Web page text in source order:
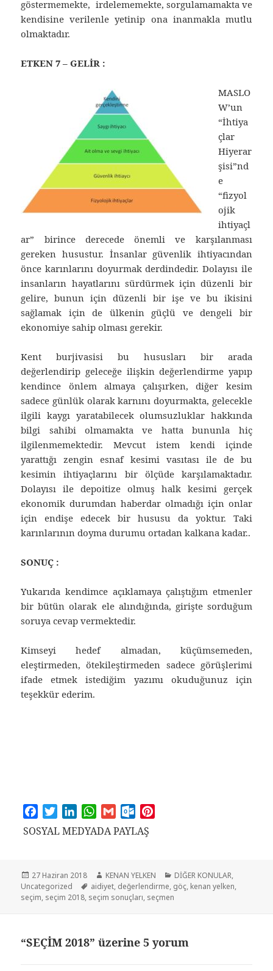
göstermemekte, irdelememekte, sorgulamamakta ve
kendisine verilenle yetinip ona inanmakla mutlu
olmaktadır.
ETKEN 7 – GELİR :
MASLO
W’un
“İhtiya
çlar
Hiyerar
şisi”nd
e
“fizyol
ojik
ihtiyaçl
ar” birince derecede önemli ve karşılanması
gereken husustur. İnsanlar güvenlik ihtiyacından
önce karınlarını doyurmak derdindedir. Dolayısı ile
insanların hayatlarını sürdürmek için düzenli bir
gelire, bunun için düzenli bir işe ve bu ikisini
sağlamak için de ülkenin güçlü ve dengeli bir
ekonomiye sahip olması gerekir.
Kent burjivasisi bu hususları bir arada
değerlendirip geleceğe ilişkin değerlendirme yapıp
kendince önlem almaya çalışırken, diğer kesim
sadece günlük olarak karnını doyurmakta, gelecekle
ilgili kaygı yaratabilecek olumsuzluklar hakkında
bilgi sahibi olmamakta ve hatta bununla hiç
ilgilenmemektedir. Mevcut istem kendi içinde
yarattığı zengin esnaf kesimi vasıtası ile de bu
kesimin ihtiyaçlarını bir ölçüde karşılamaktadır.
Dolayısı ile depoitize olmuş halk kesimi gerçek
ekonomik durumdan haberdar olmadığı için onlar
için endişe edecek bir hususu da yoktur. Taki
karınlarının doyma durumu ortadan kalkana kadar..
SONUÇ :
Yukarıda kendimce açıklamaya çalıştığım etmenler
bir bütün olarak ele alındığında, girişte sorduğum
soruya cevap vermektedir.
Kimseyi hedef almadan, küçümsemeden,
eleştirmeden, ötekileştirmeden sadece görüşlerimi
ifade etmek istediğim yazımı okuduğunuz için
teşekkür ederim.
a
b
o
o
w
e
r
i
e
d
I
W
h
s
A
p
G
m
l
O
u
o
o
k
o
e
r
e
SOSYAL MEDYADA PAYLAŞ
Yayın
tarihi
27 Haziran 2018 Yazar
KENAN YELKEN Kategoriler
DİĞER KONULAR,
Uncategorized
Etiketler
aidiyet, değerlendirme, göç, kenan yelken,
seçim, seçim 2018, seçim sonuçları, seçmen
“SEÇİM 2018” üzerine 5 yorum